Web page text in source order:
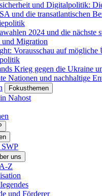
und Digitalpolitik:
und die transatlantischen
2024 und die nächste
und Migration
Vorausschau auf mögliche
Krieg gegen die Ukraine
Nationen und nachhaltige
Fokusthemen
Nahost
uns
Z
und Förderer